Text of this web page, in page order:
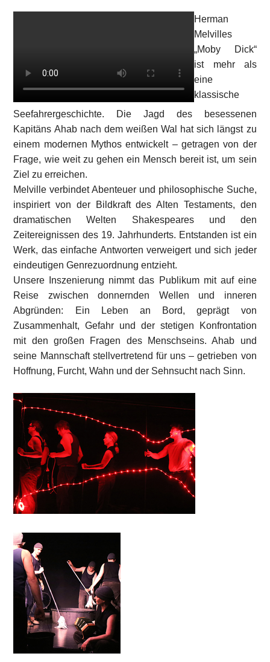
Herman
Melvilles
„Moby Dick“
ist mehr als
eine
klassische
Seefahrergeschichte. Die Jagd des besessenen
Kapitäns Ahab nach dem weißen Wal hat sich längst zu
einem modernen Mythos entwickelt – getragen von der
Frage, wie weit zu gehen ein Mensch bereit ist, um sein
Ziel zu erreichen.
Melville verbindet Abenteuer und philosophische Suche,
inspiriert von der Bildkraft des Alten Testaments, den
dramatischen Welten Shakespeares und den
Zeitereignissen des 19. Jahrhunderts. Entstanden ist ein
Werk, das einfache Antworten verweigert und sich jeder
eindeutigen Genrezuordnung entzieht.
Unsere Inszenierung nimmt das Publikum mit auf eine
Reise zwischen donnernden Wellen und inneren
Abgründen: Ein Leben an Bord, geprägt von
Zusammenhalt, Gefahr und der stetigen Konfrontation
mit den großen Fragen des Menschseins. Ahab und
seine Mannschaft stellvertretend für uns – getrieben von
Hoffnung, Furcht, Wahn und der Sehnsucht nach Sinn.